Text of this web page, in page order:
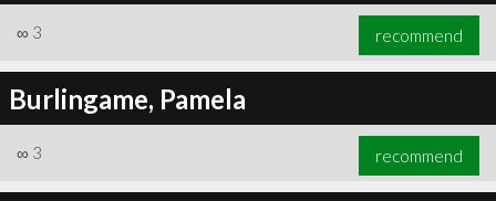
∞ 3 recommend
Burlingame, Pamela
∞ 3 recommend